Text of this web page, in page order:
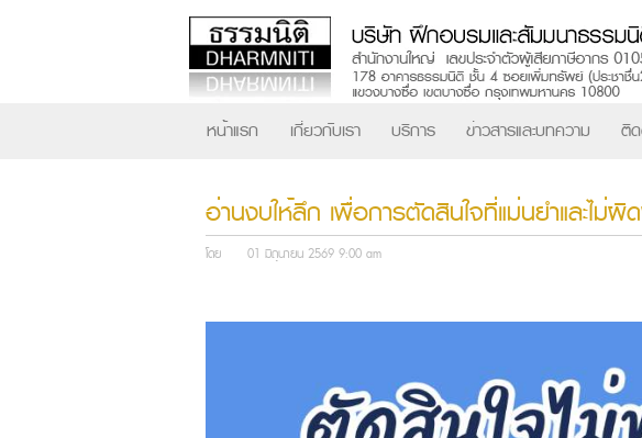
หน้าแรก เกี่ยวกับเรา บริการ ข่าวสารและบทความ ติ
อ่านงบให้ลึก เพื่อการตัดสินใจที่แม่นยำและไม่ผิ
โดย 01 มิถุนายน 2569 9:00 am